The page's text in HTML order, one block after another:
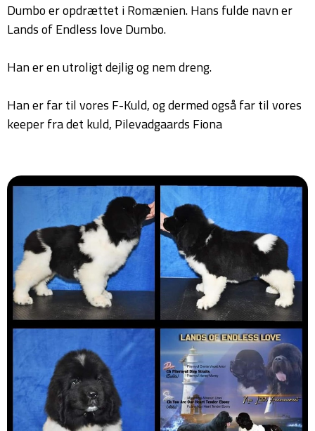
Dumbo er opdrættet i Romænien. Hans fulde navn er
Lands of Endless love Dumbo.
Han er en utroligt dejlig og nem dreng.
Han er far til vores F-Kuld, og dermed også far til vores
keeper fra det kuld, Pilevadgaards Fiona